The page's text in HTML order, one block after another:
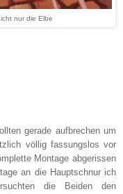
nur die Elbe
gerade aufbrechen um
völlig fassungslos vor
Montage abgerissen
an die Hauptschnur ich
die Beiden den